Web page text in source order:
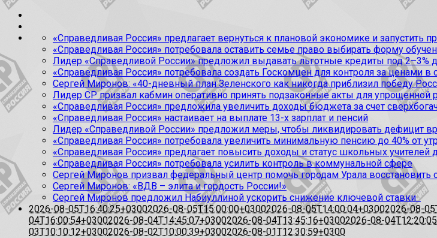
«Справедливая Россия» предлагает вернуться к плановой экономике и запустить
«Справедливая Россия» потребовала оставить семье право выбирать форму
Лидер «Справедливой России» предложил выдавать льготные кредиты под 2–3%
«Справедливая Россия» потребовала создать Госкомцен для контроля за ценами в
Сергей Миронов: «40-дневный план Зеленского как никогда приблизил победу
Лидер СР призвал кабмин оперативно принять подзаконные акты для упрощенной
«Справедливая Россия» предложила увеличить доходы бюджета за счет
«Справедливая Россия» настаивает на выплате 13-х зарплат и пенсий
Лидер «Справедливой России» предложил меры, чтобы ликвидировать дефицит
«Справедливая Россия» потребовала увеличить минимальную пенсию до 40% от
«Справедливая Россия» предлагает повысить доходы и статус школьных учителей
«Справедливая Россия» потребовала усилить контроль в коммунальной сфере
Сергей Миронов призвал федеральный центр помочь городам Урала восстановить
Сергей Миронов: «ВДВ – элита и гордость России!»
Сергей Миронов предложил Набиуллиной ускорить снижение ключевой ставки
2026-08-05T16:40:25+03002026-08-05T15:00:00+03002026-08-05T14:00:04+03002026-08-
04T16:00:54+03002026-08-04T14:45:07+03002026-08-04T13:45:16+03002026-08-
03T10:10:12+03002026-08-02T10:00:39+03002026-08-01T12:30:59+0300